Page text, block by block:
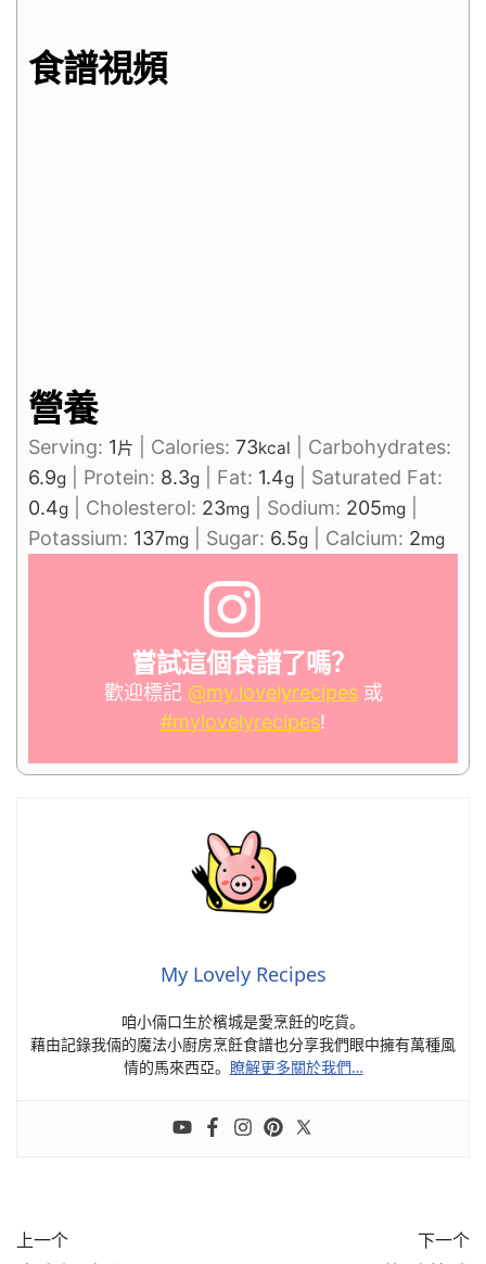
食譜視頻
營養
Serving: 1片 Calories: 73kcal
Carbohydrates:
6.9g Protein: 8.3g Fat: 1.4g
Saturated Fat:
0.4g Cholesterol: 23mg Sodium: 205mg
Potassium: 137mg Sugar: 6.5g Calcium: 2mg
嘗試這個食譜了嗎？
歡迎標記 @my.lovelyrecipes或
#mylovelyrecipes!
My Lovely Recipes
咱小倆口生於檳城是愛烹飪的吃貨。
藉由記錄我倆的魔法小廚房烹飪食譜也分享我們眼中擁有萬種風
情的馬來西亞。 瞭解更多關於我們…
上一个 下一个